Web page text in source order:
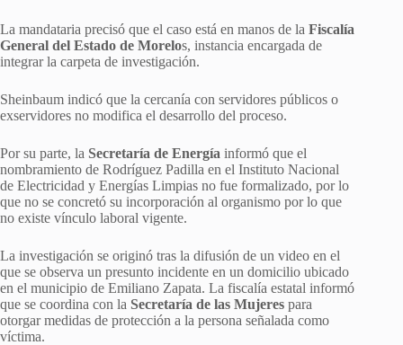
La mandataria precisó que el caso está en manos de la Fiscalía
General del Estado de Morelos, instancia encargada de
integrar la carpeta de investigación.
Sheinbaum indicó que la cercanía con servidores públicos o
exservidores no modifica el desarrollo del proceso.
Por su parte, la Secretaría de Energía informó que el
nombramiento de Rodríguez Padilla en el Instituto Nacional
de Electricidad y Energías Limpias no fue formalizado, por lo
que no se concretó su incorporación al organismo por lo que
no existe vínculo laboral vigente.
La investigación se originó tras la difusión de un video en el
que se observa un presunto incidente en un domicilio ubicado
en el municipio de Emiliano Zapata. La fiscalía estatal informó
que se coordina con la Secretaría de las Mujeres para
otorgar medidas de protección a la persona señalada como
víctima.